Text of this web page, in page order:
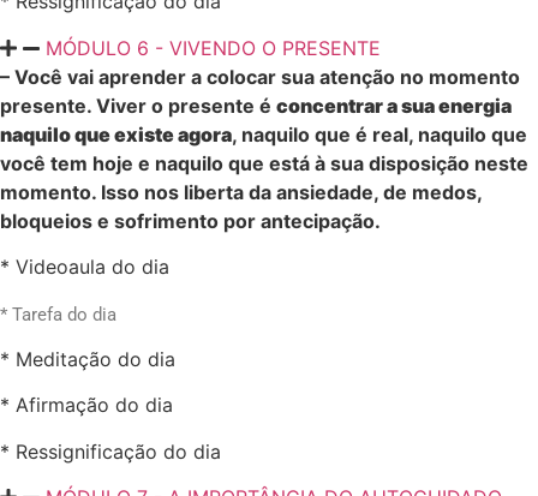
MÓDULO 6 - VIVENDO O PRESENTE
– Você vai aprender a colocar sua atenção no momento
presente. Viver o presente é concentrar a sua energia
naquilo que existe agora, naquilo que é real, naquilo que
você tem hoje e naquilo que está à sua disposição neste
momento. Isso nos liberta da ansiedade, de medos,
bloqueios e sofrimento por antecipação.
* Videoaula do dia
* Tarefa do dia
* Meditação do dia
* Afirmação do dia
* Ressignificação do dia